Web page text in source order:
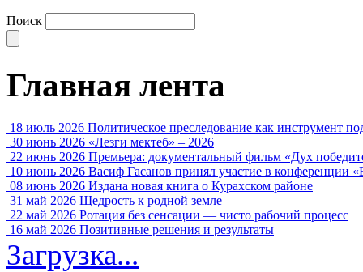
Поиск
Главная лента
18 июль 2026 Политическое преследование как инструмент
30 июнь 2026 «Лезги мектеб» – 2026
22 июнь 2026 Премьера: документальный фильм «Дух
10 июнь 2026 Васиф Гасанов принял участие в конференции
08 июнь 2026 Издана новая книга о Курахском районе
31 май 2026 Щедрость к родной земле
22 май 2026 Ротация без сенсации — чисто рабочий процесс
16 май 2026 Позитивные решения и результаты
Загрузка...